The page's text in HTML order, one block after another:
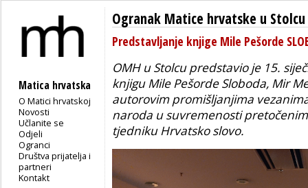
Matica hrvatska
O Matici hrvatskoj
Novosti
Učlanite se
Odjeli
Ogranci
Društva prijatelja i
partneri
Kontakt
Ogranak Matice hrvatske u Stolcu
Predstavljanje knjige Mile Pešorde
OMH u Stolcu predstavio je 15.
knjigu Mile PešordeSloboda, Mir
autorovim promišljanjima
naroda u suvremenosti
tjedniku Hrvatsko slovo.